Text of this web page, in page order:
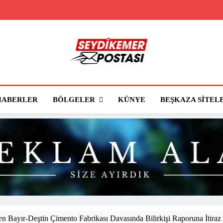
Seydikemer
BÖLGELER KÜNYE BEŞKAZA
Bayır-Deştin Çimento Fabrikası Davasında Bilirkişi Raporuna İtiraz